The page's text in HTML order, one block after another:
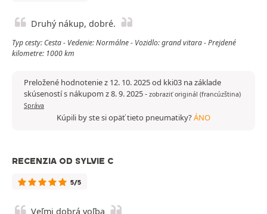
Druhý nákup, dobré.
Typ cesty: Cesta - Vedenie: Normálne - Vozidlo: grand vitara - Prejdené
kilometre: 1000 km
Preložené hodnotenie z 12. 10. 2025 od kki03 na základe
skúseností s nákupom z 8. 9. 2025- zobraziť originál (francúzština)
Správa
Kúpili by ste si opäť tieto pneumatiky?ÁNO
RECENZIA OD SYLVIE C
5/5
Veľmi dobrá voľba